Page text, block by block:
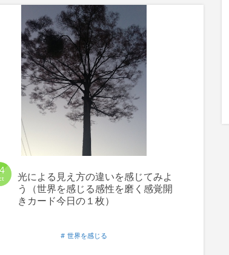
光による見え方の違いを感じてみよ
う（世界を感じる感性を磨く感覚開
きカード今日の１枚）
世界を感じる